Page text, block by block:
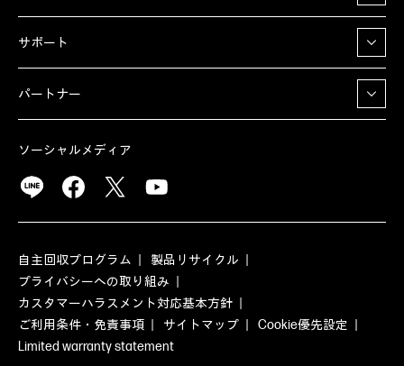
サポート
パートナー
ソーシャルメディア
自主回収プログラム
製品リサイクル
プライバシーへの取り組み
カスタマーハラスメント対応基本方針
ご利用条件・免責事項
サイトマップ
Cookie優先設定
Limited warranty statement